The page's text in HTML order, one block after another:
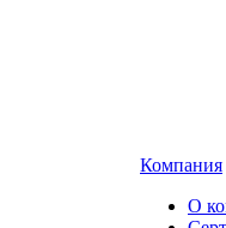
Компания
О